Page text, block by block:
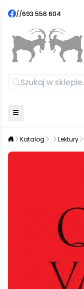
//693 556 604
Katalog . Lektury